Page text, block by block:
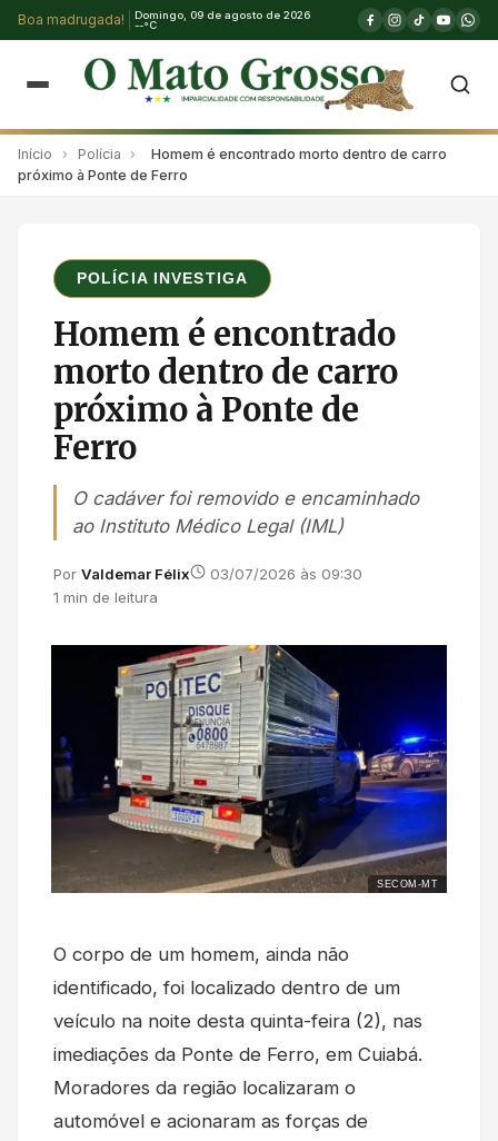
Boa madrugada!
Domingo, 09 de agosto de 2026
--°C
Início › Polícia ›
Homem é encontrado morto dentro de carro
próximo à Ponte de Ferro
POLÍCIA INVESTIGA
Homem é encontrado
morto dentro de carro
próximo à Ponte de
Ferro
O cadáver foi removido e encaminhado
ao Instituto Médico Legal (IML)
Por Valdemar Félix
03/07/2026 às 09:30
1 min de leitura
SECOM-MT
O corpo de um homem, ainda não
identificado, foi localizado dentro de um
veículo na noite desta quinta-feira (2), nas
imediações da Ponte de Ferro, em Cuiabá.
Moradores da região localizaram o
automóvel e acionaram as forças de